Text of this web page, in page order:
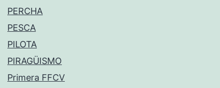
PERCHA
PESCA
PILOTA
PIRAGÜISMO
Primera FFCV